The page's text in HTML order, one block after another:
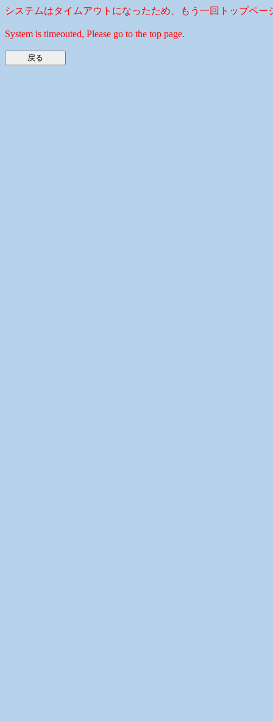
システムはタイムアウトになったため、もう一回トップペー
System is timeouted, Please go to the top page.